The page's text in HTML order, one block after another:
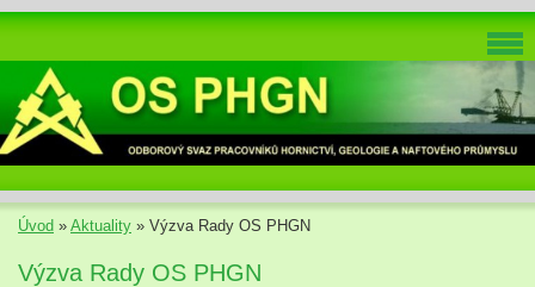
Úvod » Aktuality » Výzva Rady OS PHGN
Výzva Rady OS PHGN